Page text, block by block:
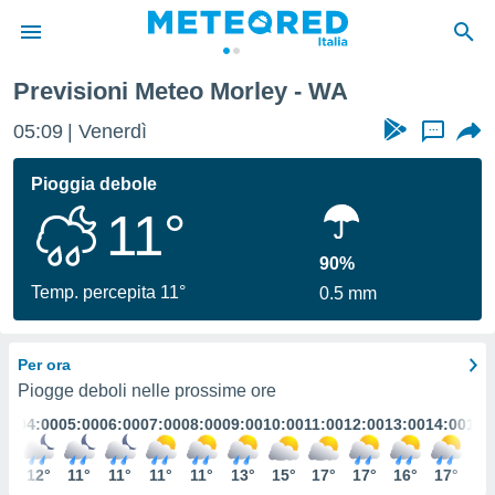
di
per
le
di
le
Previsioni Meteo Morley - WA
05:09 Venerdì ...
Pioggia debole
11°
Temp. percepita 11°
90%
0.5 mm
Per ora
Piogge deboli nelle prossime ore
04:00
12°
05:00
11°
06:00
11°
07:00
11°
08:00
11°
09:00
13°
10:00
15°
11:00
17°
12:00
17°
13:00
16°
14:00
17°